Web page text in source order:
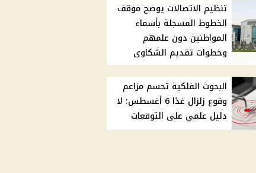
تنظيم الاتصالات يوضح موقف
الخطوط المسجلة بأسماء
المواطنين دون علمهم
وخطوات تقديم الشكاوى
البحوث الفلكية تحسم مزاعم
وقوع زلزال غدًا 6 أغسطس: لا
دليل علمي على التوقعات